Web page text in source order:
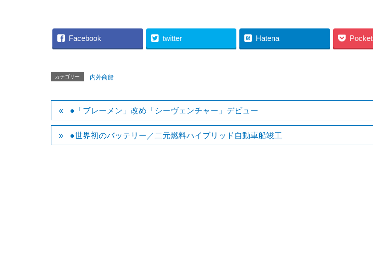
Facebook twitter Hatena Pocket
カテゴリー 内外商船
●「ブレーメン」改め「シーヴェンチャー」デビュー
●世界初のバッテリー／二元燃料ハイブリッド自動車船竣工